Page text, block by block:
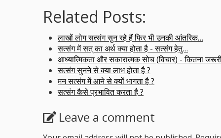
Related Posts:
लाखों लोग सत्संग सुन रहे हैं फिर भी उनकी आंतरिक…
सत्संग में सत् का अर्थ क्या होता है - सत्संग हेतु…
आध्यात्मिकता और सकारात्मक सोच (विचार) - कितना
सत्संग सुनने से क्या लाभ होता है ?
मन सत्संग में आने से क्यों भागता है ?
सत्संग कैसे प्रभावित करता है ?
Leave a comment